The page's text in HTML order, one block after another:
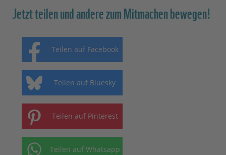
Jetzt teilen und andere zum Mitmachen bewegen!
Teilen auf Facebook
Teilen auf Bluesky
Teilen auf Pinterest
Teilen auf Whatsapp